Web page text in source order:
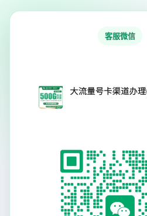
客服微信
号易号卡平台
号卡产品
号卡产品 联通富丽卡29元